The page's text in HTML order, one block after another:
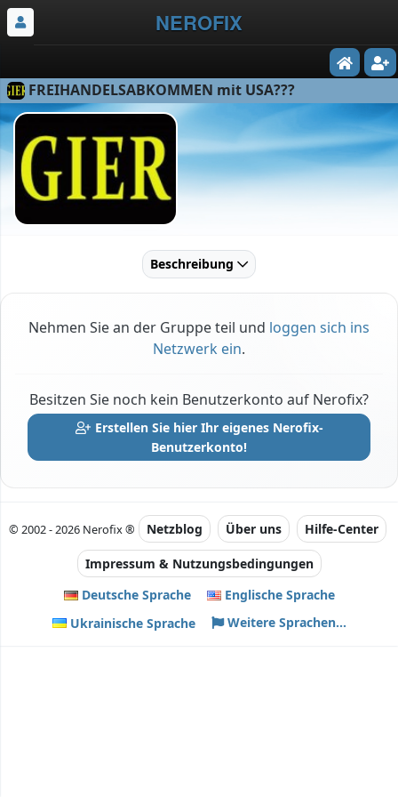
NEROFIX
FREIHANDELSABKOMMEN mit USA???
Beschreibung
Nehmen Sie an der Gruppe teil und loggen sich ins
Netzwerk ein.
Besitzen Sie noch kein Benutzerkonto auf Nerofix?
Erstellen Sie hier Ihr eigenes Nerofix-
Benutzerkonto!
© 2002 - 2026 Nerofix ® Netzblog Über uns Hilfe-Center
Impressum & Nutzungsbedingungen
Deutsche Sprache
Englische Sprache
Ukrainische Sprache
Weitere Sprachen...